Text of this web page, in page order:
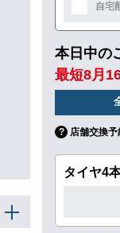
自宅
本日中の
最短8月
店舗交換
タイヤ4